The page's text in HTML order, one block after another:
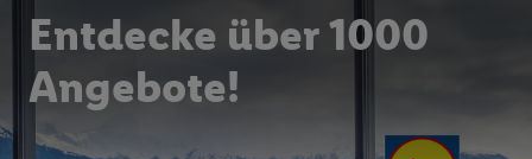
Entdecke über 1000
Angebote!